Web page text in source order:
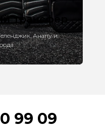
трансфер
Анапу и
99 09